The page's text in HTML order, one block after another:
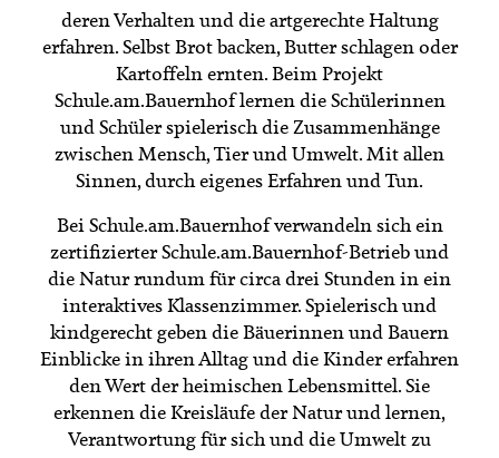
Mitgliedschaft
Landessekretariat
Bäuerliche Buffets
Hofgeschichten
deren Verhalten und die artgerechte Haltung
erfahren. Selbst Brot backen, Butter schlagen oder
Kartoffeln ernten. Beim Projekt
Schule.am.Bauernhof lernen die Schülerinnen
und Schüler spielerisch die Zusammenhänge
zwischen Mensch, Tier und Umwelt. Mit allen
Sinnen, durch eigenes Erfahren und Tun.
Bei Schule.am.Bauernhof verwandeln sich ein
zertifizierter Schule.am.Bauernhof-Betrieb und
die Natur rundum für circa drei Stunden in ein
interaktives Klassenzimmer. Spielerisch und
kindgerecht geben die Bäuerinnen und Bauern
Einblicke in ihren Alltag und die Kinder erfahren
den Wert der heimischen Lebensmittel. Sie
erkennen die Kreisläufe der Natur und lernen,
Verantwortung für sich und die Umwelt zu